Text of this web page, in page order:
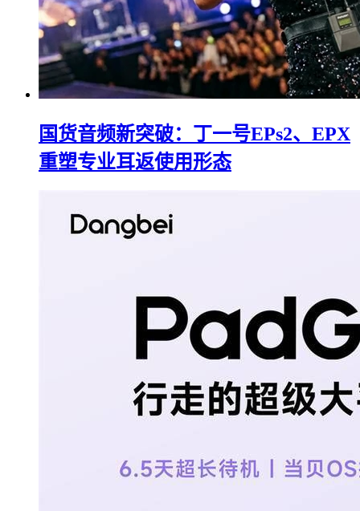
国货音频新突破：丁一号EPs2、EPX
重塑专业耳返使用形态